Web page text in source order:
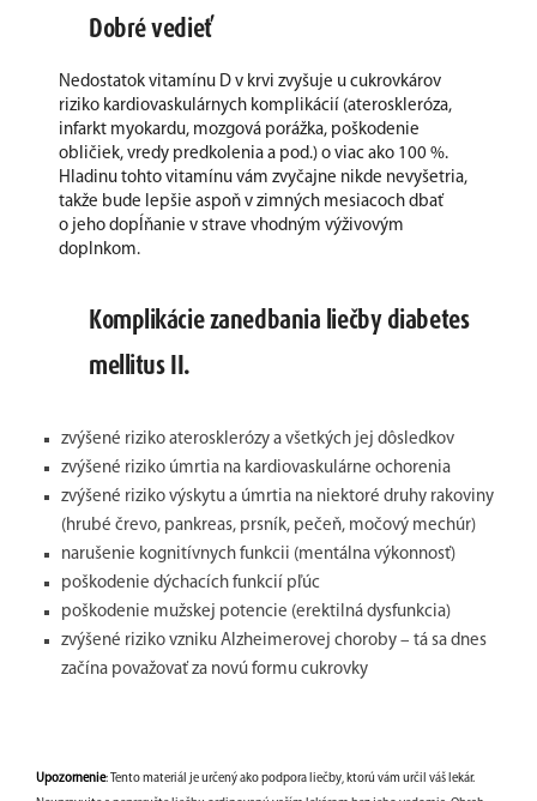
Dobré vedieť
Nedostatok vitamínu D v krvi zvyšuje u cukrovkárov
riziko kardiovaskulárnych komplikácií (ateroskleróza,
infarkt myokardu, mozgová porážka, poškodenie
obličiek, vredy predkolenia a pod.) o viac ako 100 %.
Hladinu tohto vitamínu vám zvyčajne nikde nevyšetria,
takže bude lepšie aspoň v zimných mesiacoch dbať
o jeho dopĺňanie v strave vhodným výživovým
doplnkom.
Komplikácie zanedbania liečby diabetes
mellitus II.
zvýšené riziko aterosklerózy a všetkých jej dôsledkov
zvýšené riziko úmrtia na kardiovaskulárne ochorenia
zvýšené riziko výskytu a úmrtia na niektoré druhy rakoviny
(hrubé črevo, pankreas, prsník, pečeň, močový mechúr)
narušenie kognitívnych funkcii (mentálna výkonnosť)
poškodenie dýchacích funkcií pľúc
poškodenie mužskej potencie (erektilná dysfunkcia)
zvýšené riziko vzniku Alzheimerovej choroby – tá sa dnes
začína považovať za novú formu cukrovky
Upozornenie: Tento materiál je určený ako podpora liečby, ktorú vám určil váš lekár.